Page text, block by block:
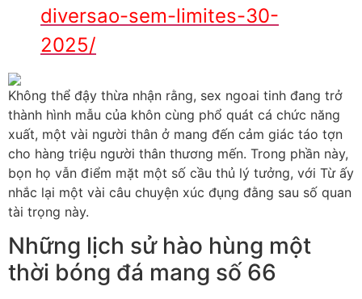
diversao-sem-limites-30-
2025/
Không thể đậy thừa nhận rằng, sex ngoai tinh đang trở
thành hình mẫu của khôn cùng phổ quát cá chức năng
xuất, một vài người thân ở mang đến cảm giác táo tợn
cho hàng triệu người thân thương mến. Trong phần này,
bọn họ vẫn điểm mặt một số cầu thủ lý tưởng, với Từ ấy
nhắc lại một vài câu chuyện xúc đụng đằng sau số quan
tài trọng này.
Những lịch sử hào hùng một
thời bóng đá mang số 66